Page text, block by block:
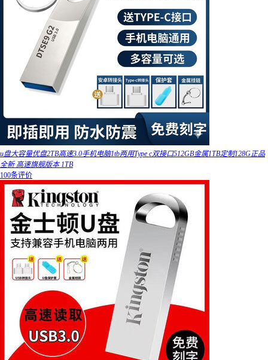
u盘大容量优盘2TB高速3.0手机电脑1tb两用Type c双接口512GB金属1TB定制128G正品
全新 高速旗舰版本 1TB
100条评价